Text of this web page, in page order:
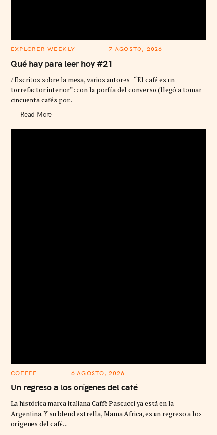
C
T
E
O
R
I
E
EXPLORER WEEKLY 7 AGOSTO, 2026
Qué hay para leer hoy #21
/ Escritos sobre la mesa, varios autores “El café es un
torrefactor interior”: con la porfía del converso (llegó a tomar
cincuenta cafés por..
Read More
C
T
E
O
R
I
E
COFFEE 6 AGOSTO, 2026
Un regreso a los orígenes del café
La histórica marca italiana Caffè Pascucci ya está en la
Argentina. Y su blend estrella, Mama Africa, es un regreso a los
orígenes del café. ..